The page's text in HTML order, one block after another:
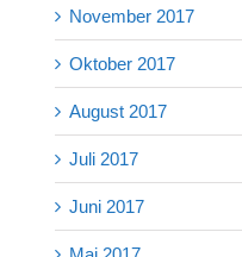
November 2017
Oktober 2017
August 2017
Juli 2017
Juni 2017